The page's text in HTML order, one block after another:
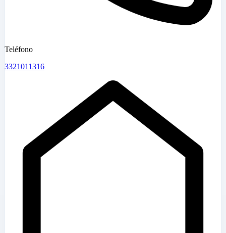
Teléfono
3321011316